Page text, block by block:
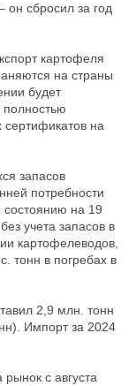
он сбросил за год
картофеля
на страны
будет
на
запасов
потребности
состоянию на 19
учета запасов в
картофелеводов,
тонн в погребах в
2,9 млн. тонн
Импорт за 2024
с августа